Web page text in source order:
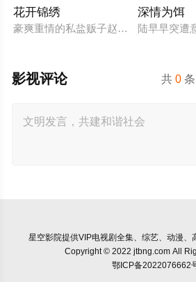
花开锦绣
豪爽重情的私盐贩子赵凌虽出身草莽
深情为饵
陆早早突遭
共0
影视评论
星空影院提供VIP电视剧全集、综艺、动漫、
Copyright © 2022 jtbng.com All
鄂ICP备2022076662